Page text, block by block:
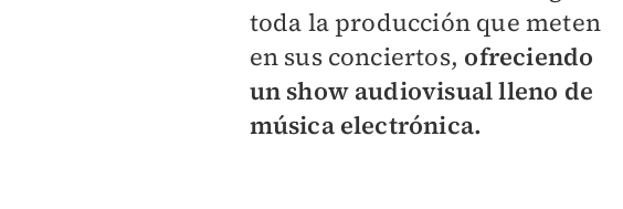
toda la producción que meten
en sus conciertos, ofreciendo
un show audiovisual lleno de
música electrónica.